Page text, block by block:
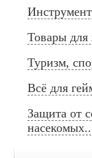
Товары
Туризм,
Всё для
Защита от